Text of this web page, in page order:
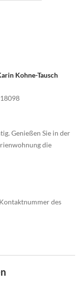
Kohne-Tausch
Genießen Sie in der
die
des